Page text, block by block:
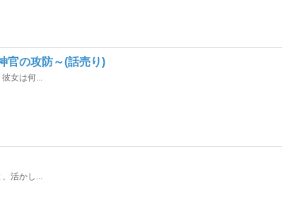
官の攻防～(話売り)
女は何...
活かし...